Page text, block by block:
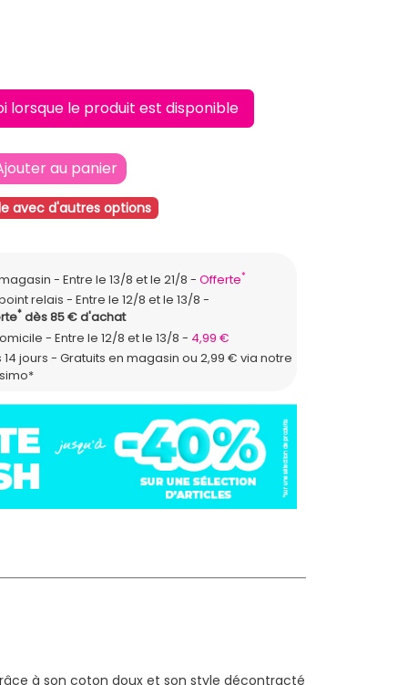
lorsque le produit est disponible
au panier
avec d'autres options
Entre le 13/8 et le 21/8 Offerte*
relais
Entre le 12/8 et le 13/8
*dès 85 € d'achat
Entre le 12/8 et le 13/8
4,99 €
14 jours - Gratuits en magasin ou 2,99 € via notre
à son coton doux et son style décontracté